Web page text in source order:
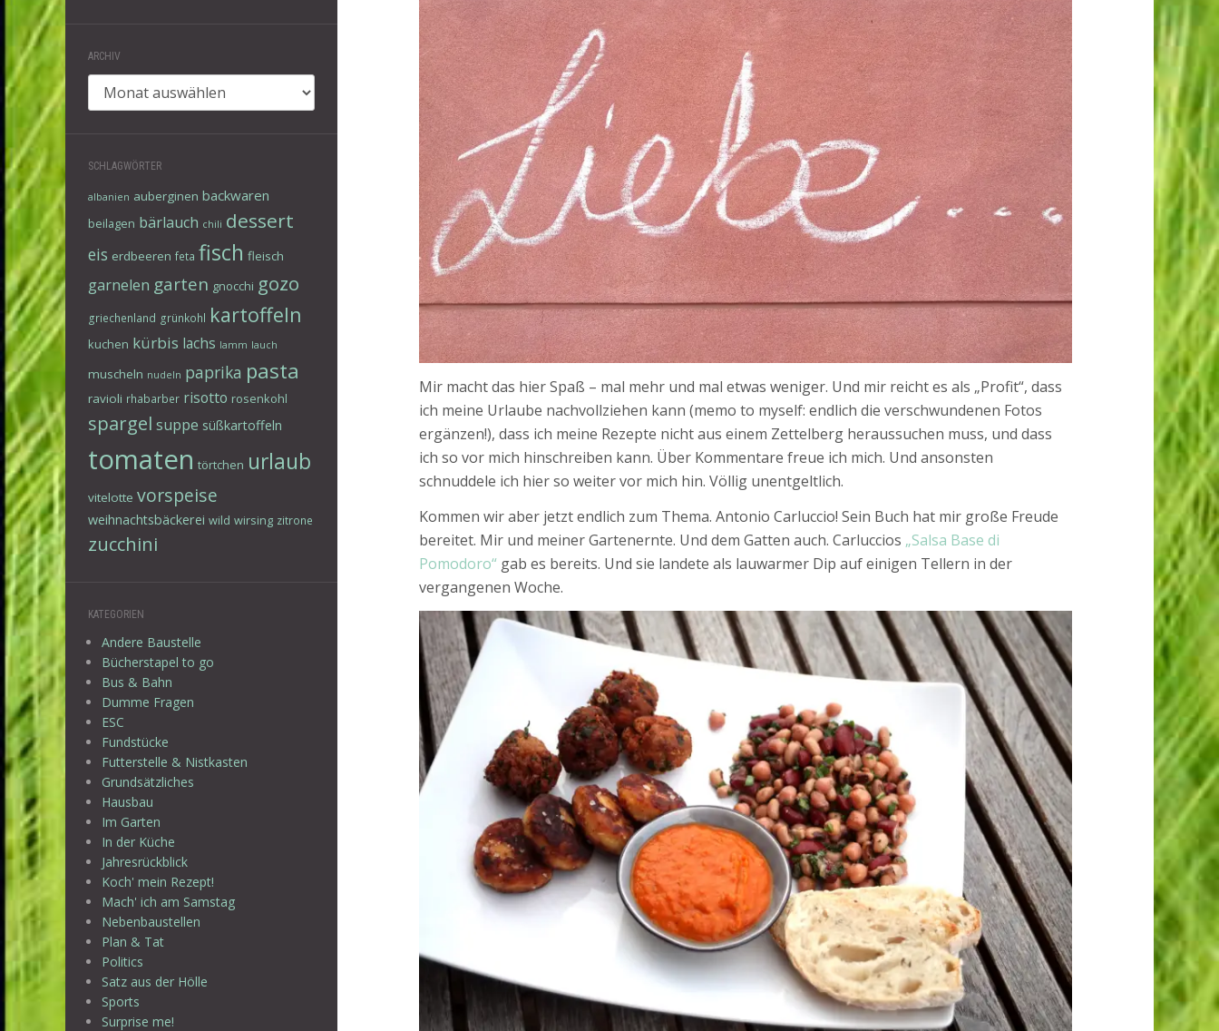
ARCHIV
SCHLAGWÖRTER
albanien auberginen backwaren
beilagen bärlauch chili dessert
eis erdbeeren feta fisch fleisch
garnelen garten gnocchi gozo
griechenland grünkohl kartoffeln
kuchen kürbis lachs lamm lauch
muscheln nudeln paprika pasta
ravioli rhabarber risotto rosenkohl
spargel suppe süßkartoffeln
tomaten törtchen urlaub
vitelotte vorspeise
weihnachtsbäckerei wild wirsing zitrone
zucchini
KATEGORIEN
Andere Baustelle
Bücherstapel to go
Bus & Bahn
Dumme Fragen
ESC
Fundstücke
Futterstelle & Nistkasten
Grundsätzliches
Hausbau
Im Garten
In der Küche
Jahresrückblick
Koch' mein Rezept!
Mach' ich am Samstag
Nebenbaustellen
Plan & Tat
Politics
Satz aus der Hölle
Sports
Surprise me!
Mir macht das hier Spaß – mal mehr und mal etwas weniger. Und mir reicht es als „Profit“, dass
ich meine Urlaube nachvollziehen kann (memo to myself: endlich die verschwundenen Fotos
ergänzen!), dass ich meine Rezepte nicht aus einem Zettelberg heraussuchen muss, und dass
ich so vor mich hinschreiben kann. Über Kommentare freue ich mich. Und ansonsten
schnuddele ich hier so weiter vor mich hin. Völlig unentgeltlich.
Kommen wir aber jetzt endlich zum Thema. Antonio Carluccio! Sein Buch hat mir große Freude
bereitet. Mir und meiner Gartenernte. Und dem Gatten auch. Carluccios „Salsa Base di
Pomodoro“ gab es bereits. Und sie landete als lauwarmer Dip auf einigen Tellern in der
vergangenen Woche.